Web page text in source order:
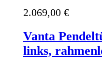
2.069,00 €
Vanta
links,